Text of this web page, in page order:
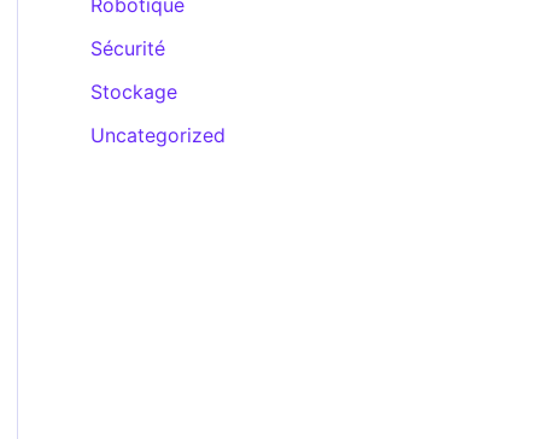
Sécurité
Stockage
Uncategorized